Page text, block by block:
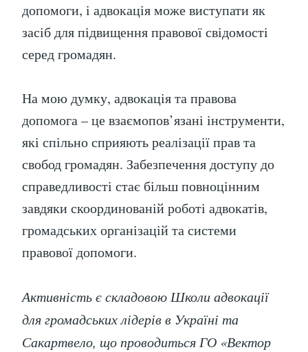
допомоги, і адвокація може виступати як
засіб для підвищення правової свідомості
серед громадян.
На мою думку, адвокація та правова
допомога – це взаємопов’язані інструменти,
які спільно сприяють реалізації прав та
свобод громадян. Забезпечення доступу до
справедливості стає більш повноцінним
завдяки скоординованій роботі адвокатів,
громадських організацій та системи
правової допомоги.
Активність є складовою Школи адвокації
для громадських лідерів в Україні та
Сакартвело, що проводиться ГО «Вектор